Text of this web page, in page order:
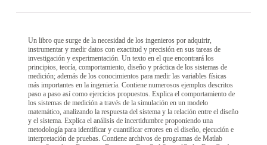
Un libro que surge de la necesidad de los ingenieros por adquirir,
instrumentar y medir datos con exactitud y precisión en sus tareas de
investigación y experimentación. Un texto en el que encontrará los
principios, teoría, comportamiento, diseño y práctica de los sistemas de
medición; además de los conocimientos para medir las variables físicas
más importantes en la ingeniería. Contiene numerosos ejemplos descritos
paso a paso así como ejercicios propuestos. Explica el comportamiento de
los sistemas de medición a través de la simulación en un modelo
matemático, analizando la respuesta del sistema y la relación entre el diseño
y el sistema. Explica el análisis de incertidumbre proponiendo una
metodología para identificar y cuantificar errores en el diseño, ejecución e
interpretación de pruebas. Contiene archivos de programas de Matlab